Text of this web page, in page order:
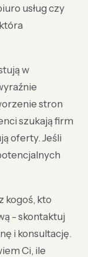
usług czy
w
stron
szukają firm
oferty. Jeśli
kogoś, kto
- skontaktuj
i konsultację.
Ci, ile